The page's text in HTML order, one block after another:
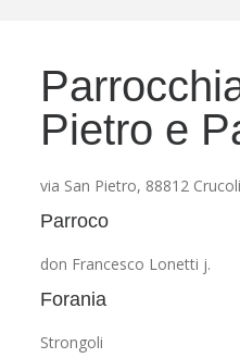
Pietro e
via San Pietro, 88812 Crucoli
Parroco
don Francesco Lonetti j.
Forania
Strongoli